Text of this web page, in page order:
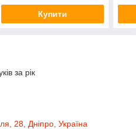
Купити
за рік
28, Дніпро, Україна